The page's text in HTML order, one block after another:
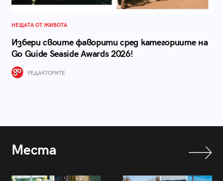
НЕЩАТА ОТ ЖИВОТА
Избери своите фаворити сред категориите на
Go Guide Seaside Awards 2026!
РЕДАКТОРИТЕ
Места